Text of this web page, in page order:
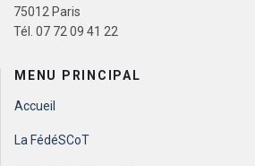
75012 Paris
Tél. 07 72 09 41 22
MENU PRINCIPAL
Accueil
La FédéSCoT